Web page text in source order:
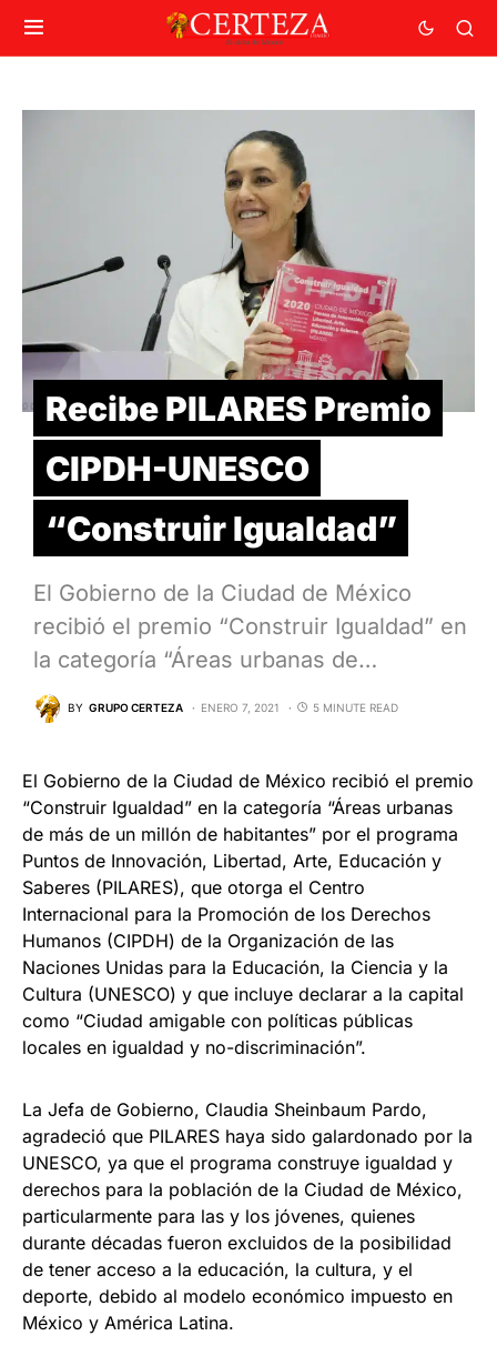
Recibe PILARES Premio
CIPDH-UNESCO
“Construir Igualdad”
El Gobierno de la Ciudad de México
recibió el premio “Construir Igualdad” en
la categoría “Áreas urbanas de…
BY GRUPO CERTEZA ENERO 7, 2021 5 MINUTE READ
El Gobierno de la Ciudad de México recibió el premio
“Construir Igualdad” en la categoría “Áreas urbanas
de más de un millón de habitantes” por el programa
Puntos de Innovación, Libertad, Arte, Educación y
Saberes (PILARES), que otorga el Centro
Internacional para la Promoción de los Derechos
Humanos (CIPDH) de la Organización de las
Naciones Unidas para la Educación, la Ciencia y la
Cultura (UNESCO) y que incluye declarar a la capital
como “Ciudad amigable con políticas públicas
locales en igualdad y no-discriminación”.
La Jefa de Gobierno, Claudia Sheinbaum Pardo,
agradeció que PILARES haya sido galardonado por la
UNESCO, ya que el programa construye igualdad y
derechos para la población de la Ciudad de México,
particularmente para las y los jóvenes, quienes
durante décadas fueron excluidos de la posibilidad
de tener acceso a la educación, la cultura, y el
deporte, debido al modelo económico impuesto en
México y América Latina.